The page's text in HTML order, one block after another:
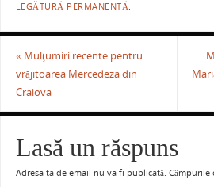
LEGĂTURĂ PERMANENTĂ.
« Mulţumiri recente pentru
vrăjitoarea Mercedeza din
Craiova
Lasă un răspuns
Adresa ta de email nu va fi publicată. Câmpurile